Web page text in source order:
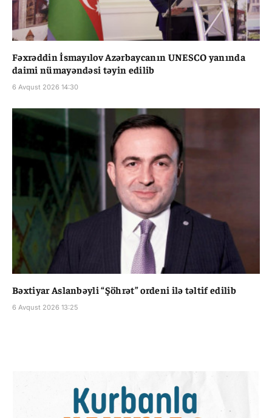
Fəxrəddin İsmayılov Azərbaycanın UNESCO yanında
daimi nümayəndəsi təyin edilib
6 Avqust 2026 14:30
Bəxtiyar Aslanbəyli “Şöhrət” ordeni ilə təltif edilib
6 Avqust 2026 13:25